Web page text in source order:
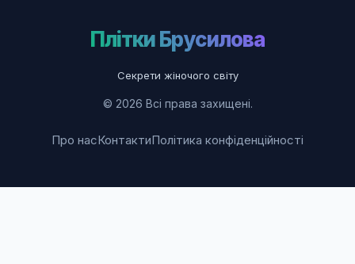
Плітки Брусилова
Секрети жіночого світу
© 2026 Всі права захищені.
Про насКонтактиПолітика конфіденційності